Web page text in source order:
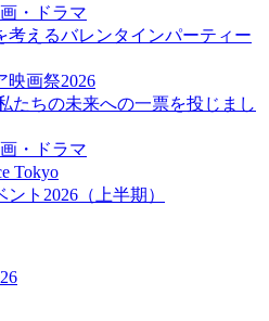
・ドラマ
考えるバレンタインパーティー
映画祭2026
たちの未来への一票を投じまし
・ドラマ
Tokyo
ト2026（上半期）